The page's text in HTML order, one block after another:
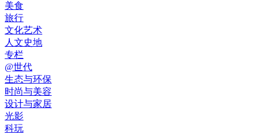
美食
旅行
文化艺术
人文史地
专栏
@世代
生态与环保
时尚与美容
设计与家居
光影
科玩